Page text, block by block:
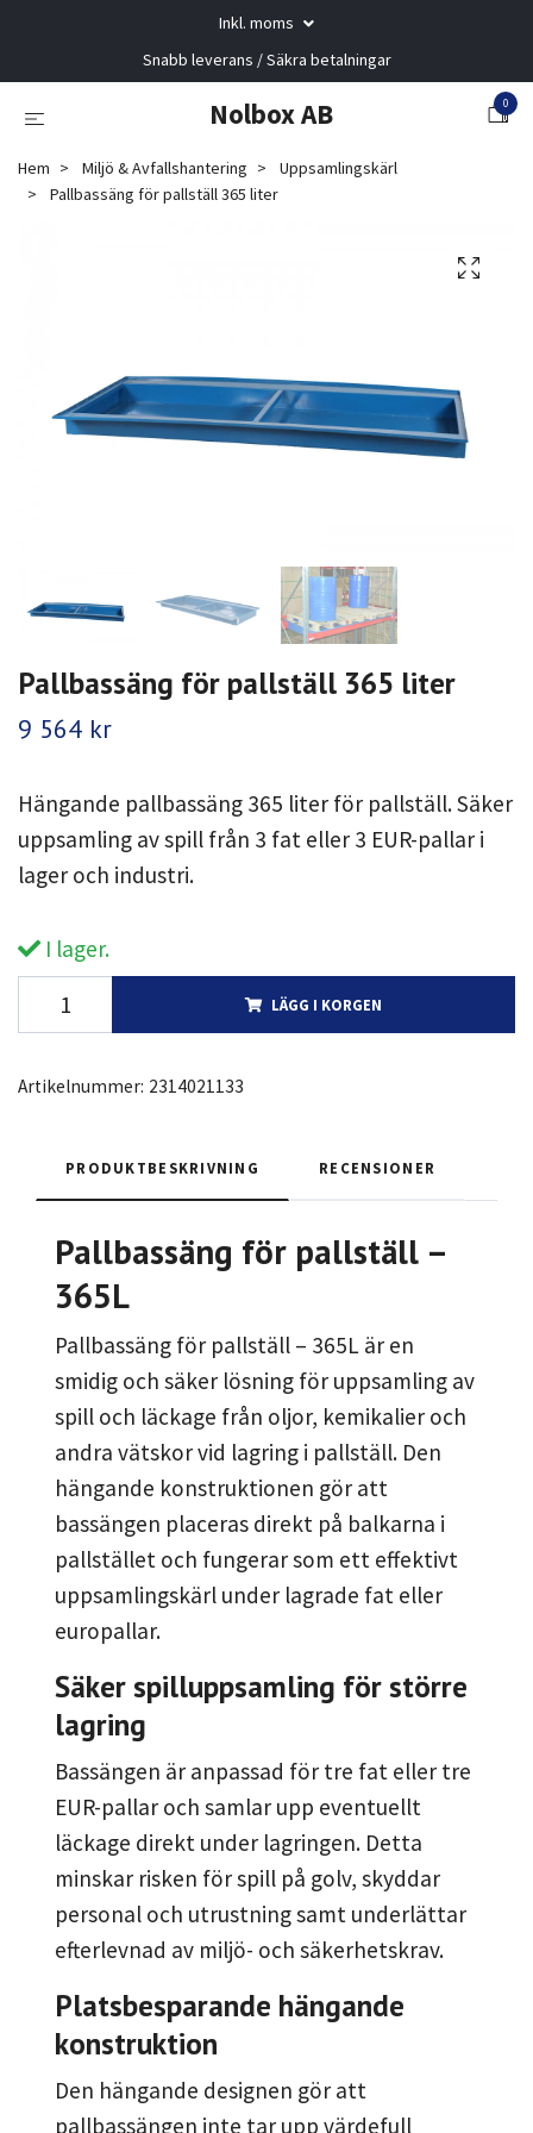
Inkl. moms
Snabb leverans / Säkra betalningar
Nolbox AB 0
Hem Miljö & Avfallshantering
Uppsamlingskärl
Pallbassäng för pallställ 365 liter
Pallbassäng för pallställ 365 liter
9 564 kr
Hängande pallbassäng 365 liter för pallställ. Säker
uppsamling av spill från 3 fat eller 3 EUR-pallar i
lager och industri.
I lager.
LÄGG I KORGEN
Artikelnummer: 2314021133
PRODUKTBESKRIVNING RECENSIONER
Pallbassäng för pallställ –
365L
Pallbassäng för pallställ – 365L är en
smidig och säker lösning för uppsamling av
spill och läckage från oljor, kemikalier och
andra vätskor vid lagring i pallställ. Den
hängande konstruktionen gör att
bassängen placeras direkt på balkarna i
pallstället och fungerar som ett effektivt
uppsamlingskärl under lagrade fat eller
europallar.
Säker spilluppsamling för större
lagring
Bassängen är anpassad för tre fat eller tre
EUR-pallar och samlar upp eventuellt
läckage direkt under lagringen. Detta
minskar risken för spill på golv, skyddar
personal och utrustning samt underlättar
efterlevnad av miljö- och säkerhetskrav.
Platsbesparande hängande
konstruktion
Den hängande designen gör att
pallbassängen inte tar upp värdefull